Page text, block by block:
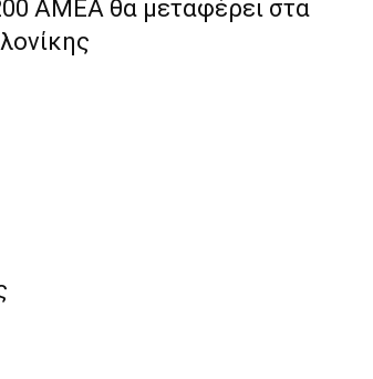
ΑΜΕΑ θα μεταφέρει στα